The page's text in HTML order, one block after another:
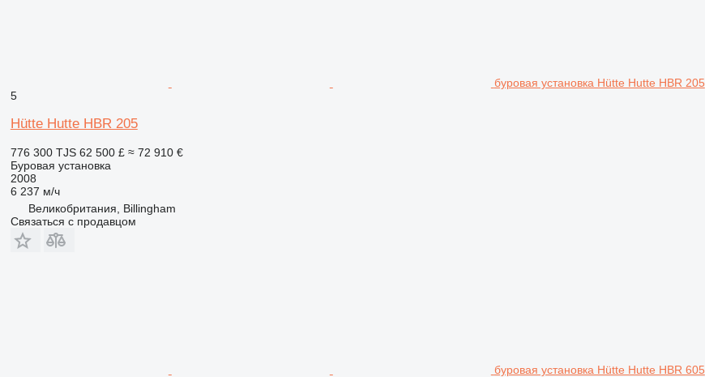
буровая установка Hütte Hutte HBR 205
5
Hütte Hutte HBR 205
776 300 TJS 62 500 £ ≈ 72 910 €
Буровая установка
2008
6 237 м/ч
Великобритания, Billingham
Связаться с продавцом
буровая установка Hütte Hutte HBR 605